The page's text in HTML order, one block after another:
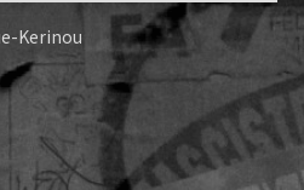
Kerinou